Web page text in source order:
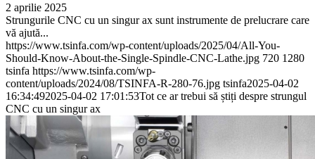
2 aprilie 2025
Strungurile CNC cu un singur ax sunt instrumente de prelucrare care
vă ajută...
https://www.tsinfa.com/wp-content/uploads/2025/04/All-You-
Should-Know-About-the-Single-Spindle-CNC-Lathe.jpg 720 1280
tsinfa https://www.tsinfa.com/wp-
content/uploads/2024/08/TSINFA-R-280-76.jpg tsinfa2025-04-02
16:34:492025-04-02 17:01:53Tot ce ar trebui să știți despre strungul
CNC cu un singur ax